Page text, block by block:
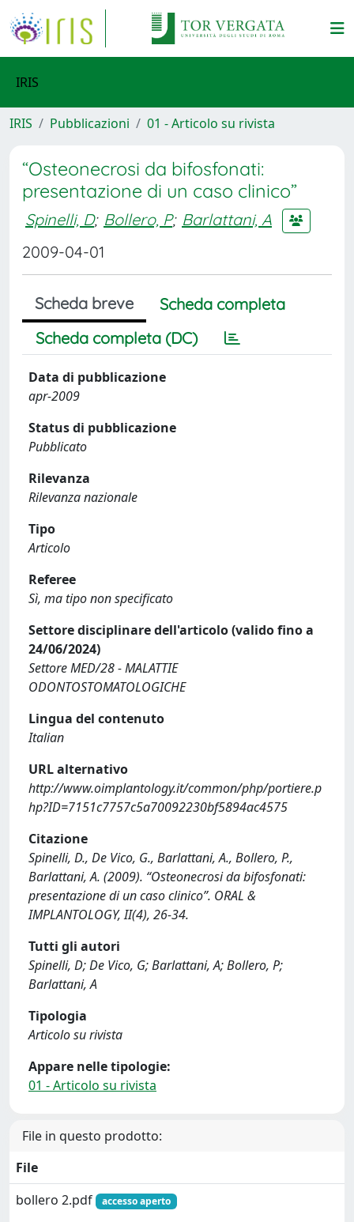
IRIS
IRIS Pubblicazioni 01 - Articolo su rivista
“Osteonecrosi da bifosfonati:
presentazione di un caso clinico”
Spinelli, D; Bollero, P; Barlattani, A
2009-04-01
Scheda breve
Scheda completa
Scheda completa (DC)
Data di pubblicazione
apr-2009
Status di pubblicazione
Pubblicato
Rilevanza
Rilevanza nazionale
Tipo
Articolo
Referee
Sì, ma tipo non specificato
Settore disciplinare dell'articolo (valido fino a
24/06/2024)
Settore MED/28 - MALATTIE
ODONTOSTOMATOLOGICHE
Lingua del contenuto
Italian
URL alternativo
http://www.oimplantology.it/common/php/portiere.p
hp?ID=7151c7757c5a70092230bf5894ac4575
Citazione
Spinelli, D., De Vico, G., Barlattani, A., Bollero, P.,
Barlattani, A. (2009). “Osteonecrosi da bifosfonati:
presentazione di un caso clinico”. ORAL &
IMPLANTOLOGY, II(4), 26-34.
Tutti gli autori
Spinelli, D; De Vico, G; Barlattani, A; Bollero, P;
Barlattani, A
Tipologia
Articolo su rivista
Appare nelle tipologie:
01 - Articolo su rivista
File in questo prodotto:
File
bollero 2.pdf
accesso aperto